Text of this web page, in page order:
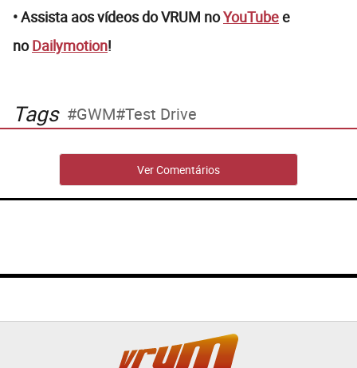
• Assista aos vídeos do VRUM noYouTubee
noDailymotion!
Tags GWM Test Drive
Ver Comentários